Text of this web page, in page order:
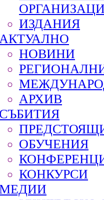
ИЗДАНИЯ
НОВИНИ
АРХИВ
СЪБИТИЯ
ОБУЧЕНИЯ
КОНКУРСИ